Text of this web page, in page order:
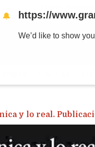
y lo real.
🔔 https://
We’d like to show